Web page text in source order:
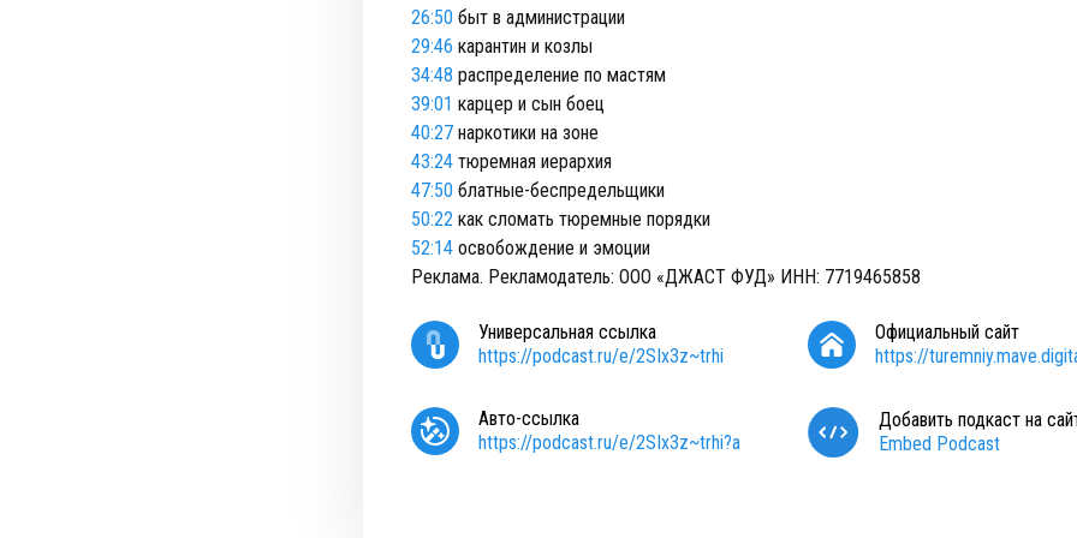
26:50 быт в администрации
29:46 карантин и козлы
34:48 распределение по мастям
39:01 карцер и сын боец
40:27 наркотики на зоне
43:24 тюремная иерархия
47:50 блатные-беспредельщики
50:22 как сломать тюремные порядки
52:14 освобождение и эмоции
Реклама. Рекламодатель: ООО «ДЖАСТ ФУД» ИНН: 7719465858
Универсальная ссылка
https://podcast.ru/e/2SIx3z~trhi
Официальный сайт
https://
Авто-ссылка
https://podcast.ru/e/2SIx3z~trhi?a
Добавить подкаст на
Embed Podcast